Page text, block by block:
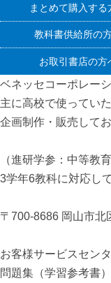
まとめて購入する
教科書供給所の
お取引書店の方
ベネッセコーポレー
主に高校で使ってい
企画制作・販売してお
（進研学参：中等教
3学年6教科に対応し
〒700-8686 岡山市北
お客様サービスセン
問題集（学習参考書